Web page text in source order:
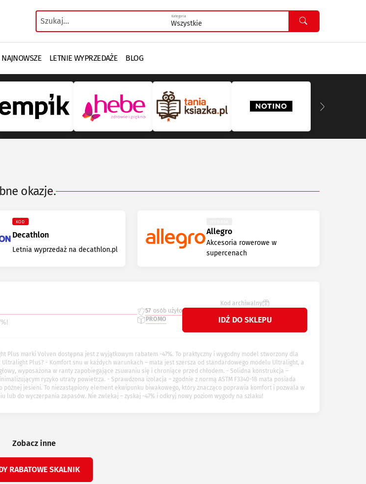
Kategoria
NAJNOWSZE LETNIE WYPRZEDAŻE BLOG
okazje.
KOD
Decathlon
Letnia wyprzedaż na decathlon.pl
Allegro
Akcesoria rowerowe w
supercenach
57 osób użyło
PROMO
Kod archiwalny
IDŹ DO SKLEPU
Plus marki Volven dostępna jest z wyjątkowym rabatem -47%. To praktyczny i wygodny model stworzony dla
Plus? - Komfort snu w każdych warunkach – mata jest szersza od standardowego modelu Ultralight, a
wyposażona w ranty zapobiegające zsuwaniu się i chroniące przed chłodem. - Solidna konstrukcja –
ryzyko utraty powietrza. - Sprawdzona izolacja – zgodnie z normą ASTM F3340-18 mata posiada
jesieni. To niezastąpiony element ekwipunku biwakowego, który znacząco poprawia komfort i pozwala w
do wyczerpania zapasów. Nie zwlekaj – zyskaj -47% i odkryj nowy poziom wygody na szlaku!
Zobacz inne
RABATOWE SKALNIK